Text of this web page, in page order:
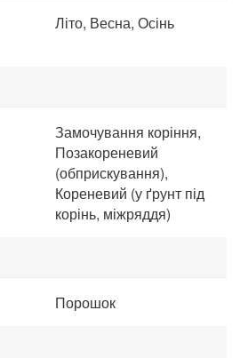
Літо, Весна, Осінь
Замочування коріння,
Позакореневий
(обприскування),
Кореневий (у ґрунт під
корінь, міжряддя)
Порошок